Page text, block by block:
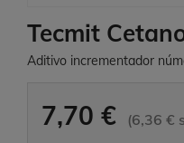
Tecmit
Aditivo incrementador
7,70 € (6,36 €